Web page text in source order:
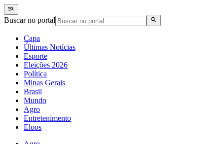
Buscar no portal
Capa
Últimas Notícias
Esporte
Eleições 2026
Política
Minas Gerais
Brasil
Mundo
Agro
Entretenimento
Eloos